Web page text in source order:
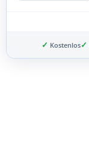
✓ Kostenlos✓